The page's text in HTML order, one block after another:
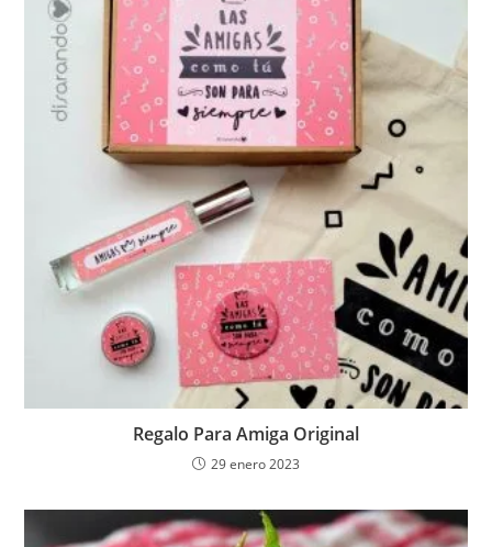
Regalo Para Amiga Original
29 enero 2023